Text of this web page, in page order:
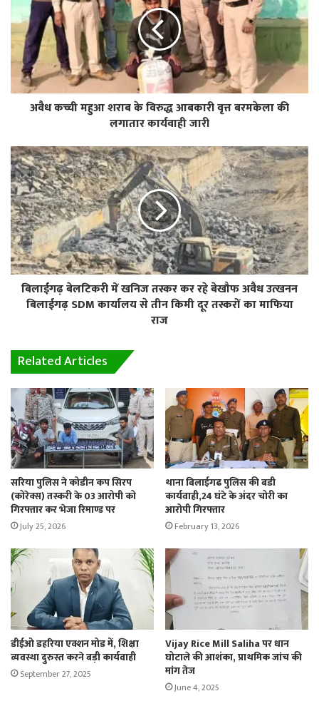
अवैध कच्ची महुआ शराब के विरुद्ध आबकारी वृत्त बरमकेला की
लगातार कार्यवाही जारी
बिलाईगढ़ बेलटिकरी में खनिज तस्कर कर रहे बेखौफ अवैध उत्खनन
बिलाईगढ़ SDM कार्यालय से तीन किमी दूर तस्करों का माफिया
राज
Related Articles
सरिया पुलिस ने कोडीन कप सिरप
(कोरेक्स) तस्करी के 03 आरोपी को
गिरफ्तार कर भेजा रिमाण्ड पर
July 25, 2026
थाना बिलाईगढ पुलिस की बडी
कार्यवाही,24 घंटे के अंदर चोरी का
आरोपी गिरफ्तार
February 13, 2026
डीईओ डहरिया एक्शन मोड में, शिक्षा
व्यवस्था दुरुस्त करने बड़ी कार्यवाही
September 27, 2025
Vijay Rice Mill Saliha पर धान
घोटाले की आशंका, प्राथमिक जांच की
मांग तेज
June 4, 2025